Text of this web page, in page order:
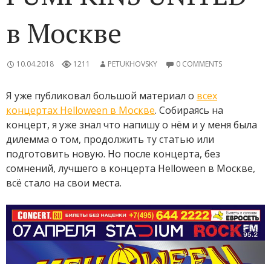
в Москве
10.04.2018 1211 PETUKHOVSKY 0 COMMENTS
Я уже публиковал большой материал о всех
концертах Helloween в Москве. Собираясь на
концерт, я уже знал что напишу о нём и у меня была
дилемма о том, продолжить ту статью или
подготовить новую. Но после концерта, без
сомнений, лучшего в концерта Helloween в Москве,
всё стало на свои места.